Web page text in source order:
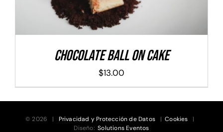
Chocolate Ball On Cake
$13.00
© 2026 | Privacidad y Protección de Datos | Cookies |
Diseño: Solutions Eventos